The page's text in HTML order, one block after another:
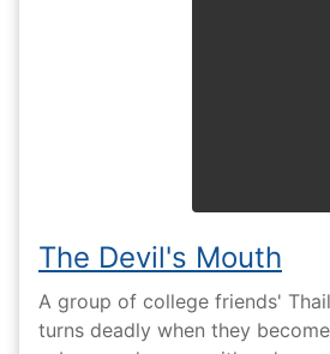
The Devil's Mouth
A group of college friends'
turns deadly when they